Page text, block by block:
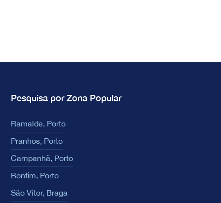
Pesquisa por Zona Popular
Ramalde, Porto
Pranhos, Porto
Campanhã, Porto
Bonfim, Porto
São Vítor, Braga